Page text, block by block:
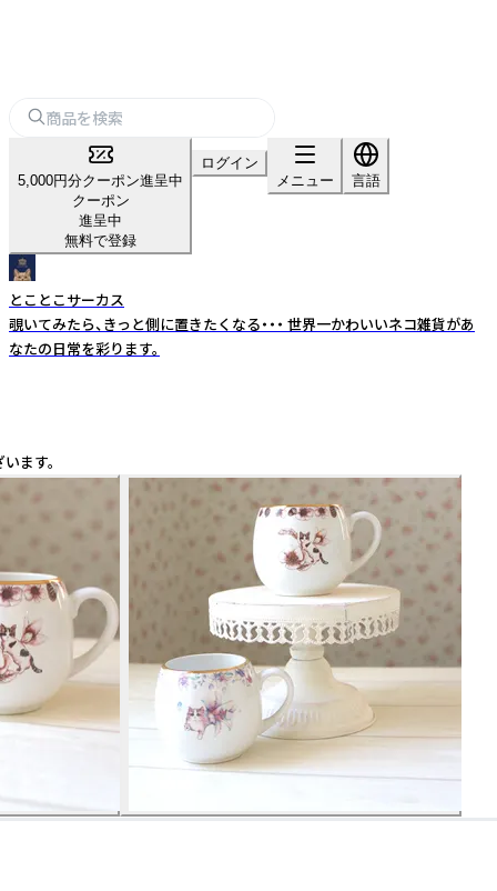
5,000円分クーポン進呈中
クーポン
進呈中
無料で登録
ログイン
メニュー
言語
とことこサーカス
覗いてみたら、きっと側に置きたくなる・・・ 世界一かわいいネコ雑貨があ
なたの日常を彩ります。
ます。